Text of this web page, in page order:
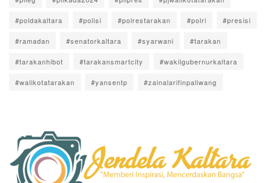
#poldakaltara #polisi #polrestarakan #polri #presisi
#ramadan #senatorkaltara #syarwani #tarakan
#tarakanhibot #tarakansmartcity #wakilgubernurkaltara
#walikotatarakan #yansentp #zainalarifinpaliwang